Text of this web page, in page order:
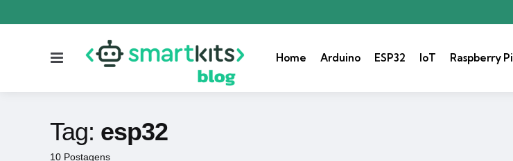
Menu Home Arduino ESP32 IoT Raspberry Pi
10 Postagens
Tag: esp32